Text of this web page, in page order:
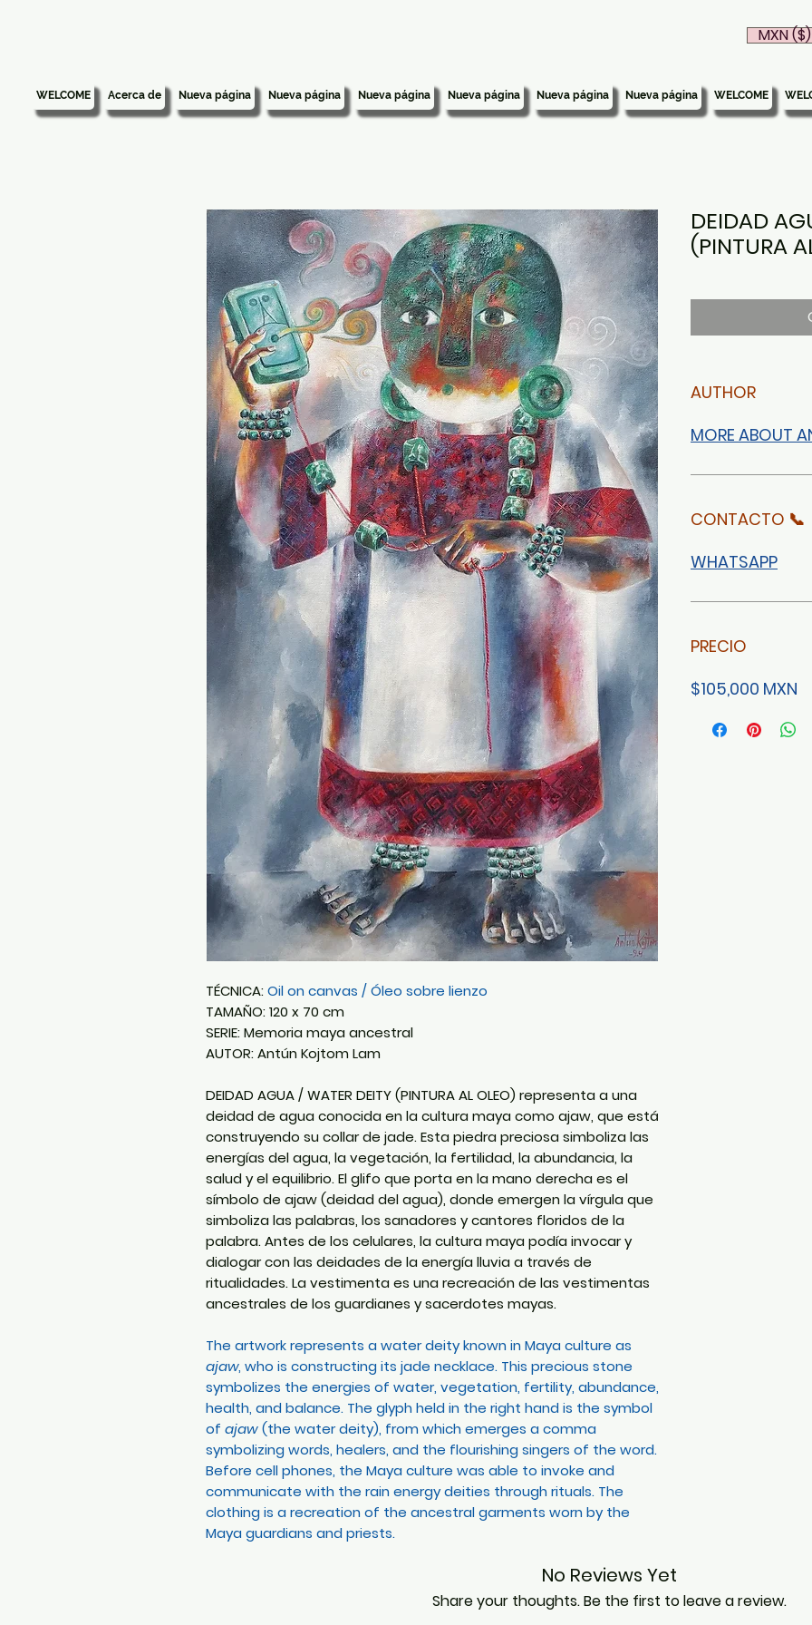
MXN ($)
WELCOME Acerca de Nueva página Nueva página Nueva página Nueva página Nueva página Nueva página WELCOME
TÉCNICA:Oil on canvas / Óleo sobre lienzo
TAMAÑO: 120 x 70 cm
SERIE: Memoria maya ancestral
AUTOR: Antún Kojtom Lam
DEIDAD AGUA / WATER DEITY (PINTURA AL OLEO) representa a una
deidad de agua conocida en la cultura maya como ajaw, que está
construyendo su collar de jade. Esta piedra preciosa simboliza las
energías del agua, la vegetación, la fertilidad, la abundancia, la
salud y el equilibrio. El glifo que porta en la mano derecha es el
símbolo de ajaw (deidad del agua), donde emergen la vírgula que
simboliza las palabras, los sanadores y cantores floridos de la
palabra. Antes de los celulares, la cultura maya podía invocar y
dialogar con las deidades de la energía lluvia a través de
ritualidades. La vestimenta es una recreación de las vestimentas
ancestrales de los guardianes y sacerdotes mayas.
The artwork represents a water deity known in Maya culture as
ajaw, who is constructing its jade necklace. This precious stone
symbolizes the energies of water, vegetation, fertility, abundance,
health, and balance. The glyph held in the right hand is the symbol
of ajaw (the water deity), from which emerges a comma
symbolizing words, healers, and the flourishing singers of the word.
Before cell phones, the Maya culture was able to invoke and
communicate with the rain energy deities through rituals. The
clothing is a recreation of the ancestral garments worn by the
Maya guardians and priests.
DEIDAD
(PINTURA
AUTHOR
MORE ABOUT
CONTACTO 📞
WHATSAPP
PRECIO
$105,000 MXN
No Reviews Yet
Share your thoughts. Be the first to leave a review.